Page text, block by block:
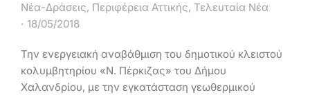
Νέα-Δράσεις, Περιφέρεια Αττικής, Τελευταία Νέα
18/05/2018
Την ενεργειακή αναβάθμιση του δημοτικού κλειστού
κολυμβητηρίου «Ν. Πέρκιζας» του Δήμου
Χαλανδρίου, με την εγκατάσταση γεωθερμικού